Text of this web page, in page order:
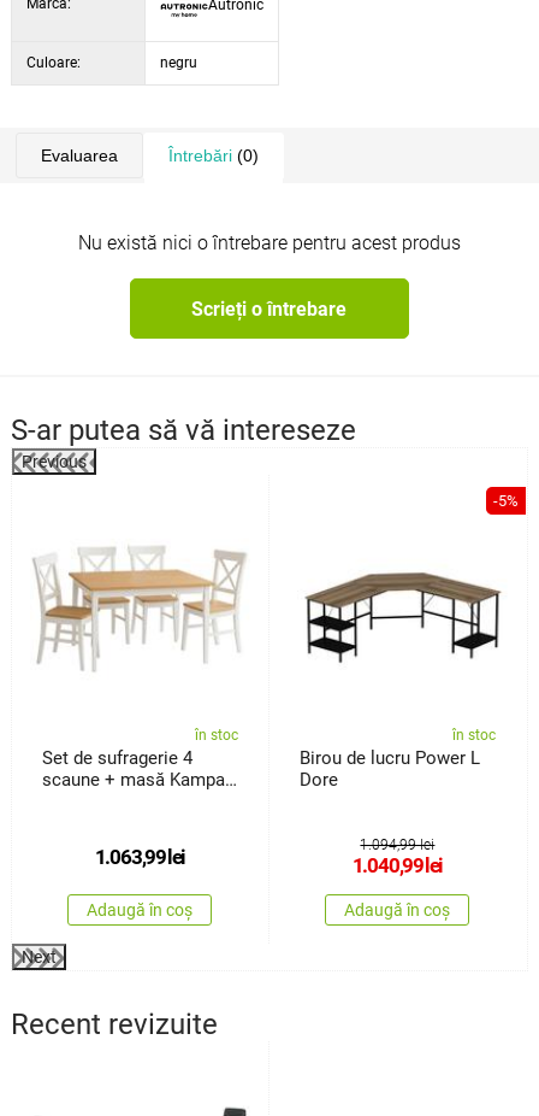
Dimensiuni picior12 x 12 cm
Marca: Autronic
Culoare: negru
Evaluarea Întrebări(0)
Nu există nici o întrebare pentru acest produs
Scrieți o întrebare
S-ar putea să vă intereseze
Previous
în stoc
Set de sufragerie 4
scaune + masă Kampali,
1.063,99 lei
Adaugă în coș
-5%
în stoc
Birou de lucru Power L
Dore
1.094,99 lei
1.040,99 lei
Adaugă în coș
Next
Recent revizuite